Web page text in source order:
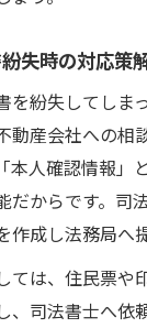
失時の対応策
を紛失してしま
動産会社への相
本人確認情報」
だからです。司
作成し法務局へ
ては、住民票や
、司法書士へ依